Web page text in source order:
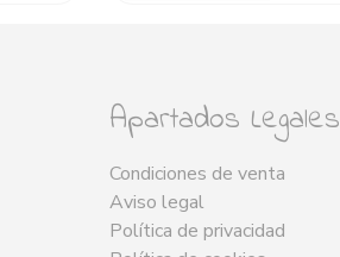
Apartados Legales
Condiciones de venta
Aviso legal
Política de privacidad